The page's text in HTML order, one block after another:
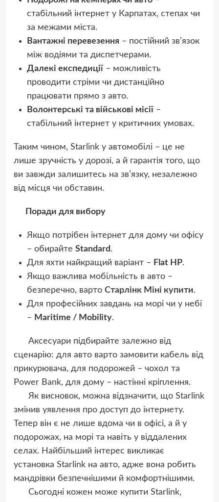
стабільний інтернет у Карпатах, степах чи
за межами міста.
Вантажні перевезення – постійний зв’язок
між водіями та диспетчерами.
Далекі експедиції – можливість
проводити стріми чи дистанційно
працювати прямо з авто.
Волонтерські та військові місії –
стабільний інтернет у критичних умовах.
Таким чином, Starlink у автомобілі – це не
лише зручність у дорозі, а й гарантія того, що
ви завжди залишитесь на зв’язку, незалежно
від місця чи обставин.
Поради для вибору
Якщо потрібен інтернет для дому чи офісу
– обирайте Standard.
Для яхти найкращий варіант – Flat HP.
Якщо важлива мобільність в авто –
безперечно, варто Старлінк Міні купити.
Для професійних завдань на морі чи у небі
– Maritime / Mobility.
Аксесуари підбирайте залежно від
сценарію: для авто варто замовити кабель від
прикурювача, для подорожей – чохол та
Power Bank, для дому – настінні кріплення.
Як висновок, можна відзначити, що Starlink
змінив уявлення про доступ до інтернету.
Тепер він є не лише вдома чи в офісі, а й у
подорожах, на морі та навіть у віддалених
селах. Найбільший інтерес викликає
установка Starlink на авто, адже вона робить
мандрівки безпечнішими й комфортнішими.
Сьогодні кожен може купити Starlink,